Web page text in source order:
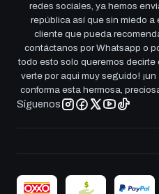
redes sociales, ya hemos
república así que sin miedo
cliente que pueda
contáctanos por Whatsapp o
todo esto solo queremos
verte por aqui muy seguido!
conforma esta hermosa,
Síguenos